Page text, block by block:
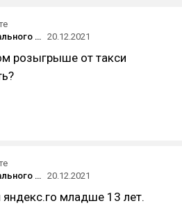
Подписчики официального паблика «Яндекс Go» во «ВКонтакте» пожаловались на рассылку с фальшивым розыгрышем 20.12.2021
розыгрыше от такси
Подписчики официального паблика «Яндекс Go» во «ВКонтакте» пожаловались на рассылку с фальшивым розыгрышем 20.12.2021
младше 13 лет.